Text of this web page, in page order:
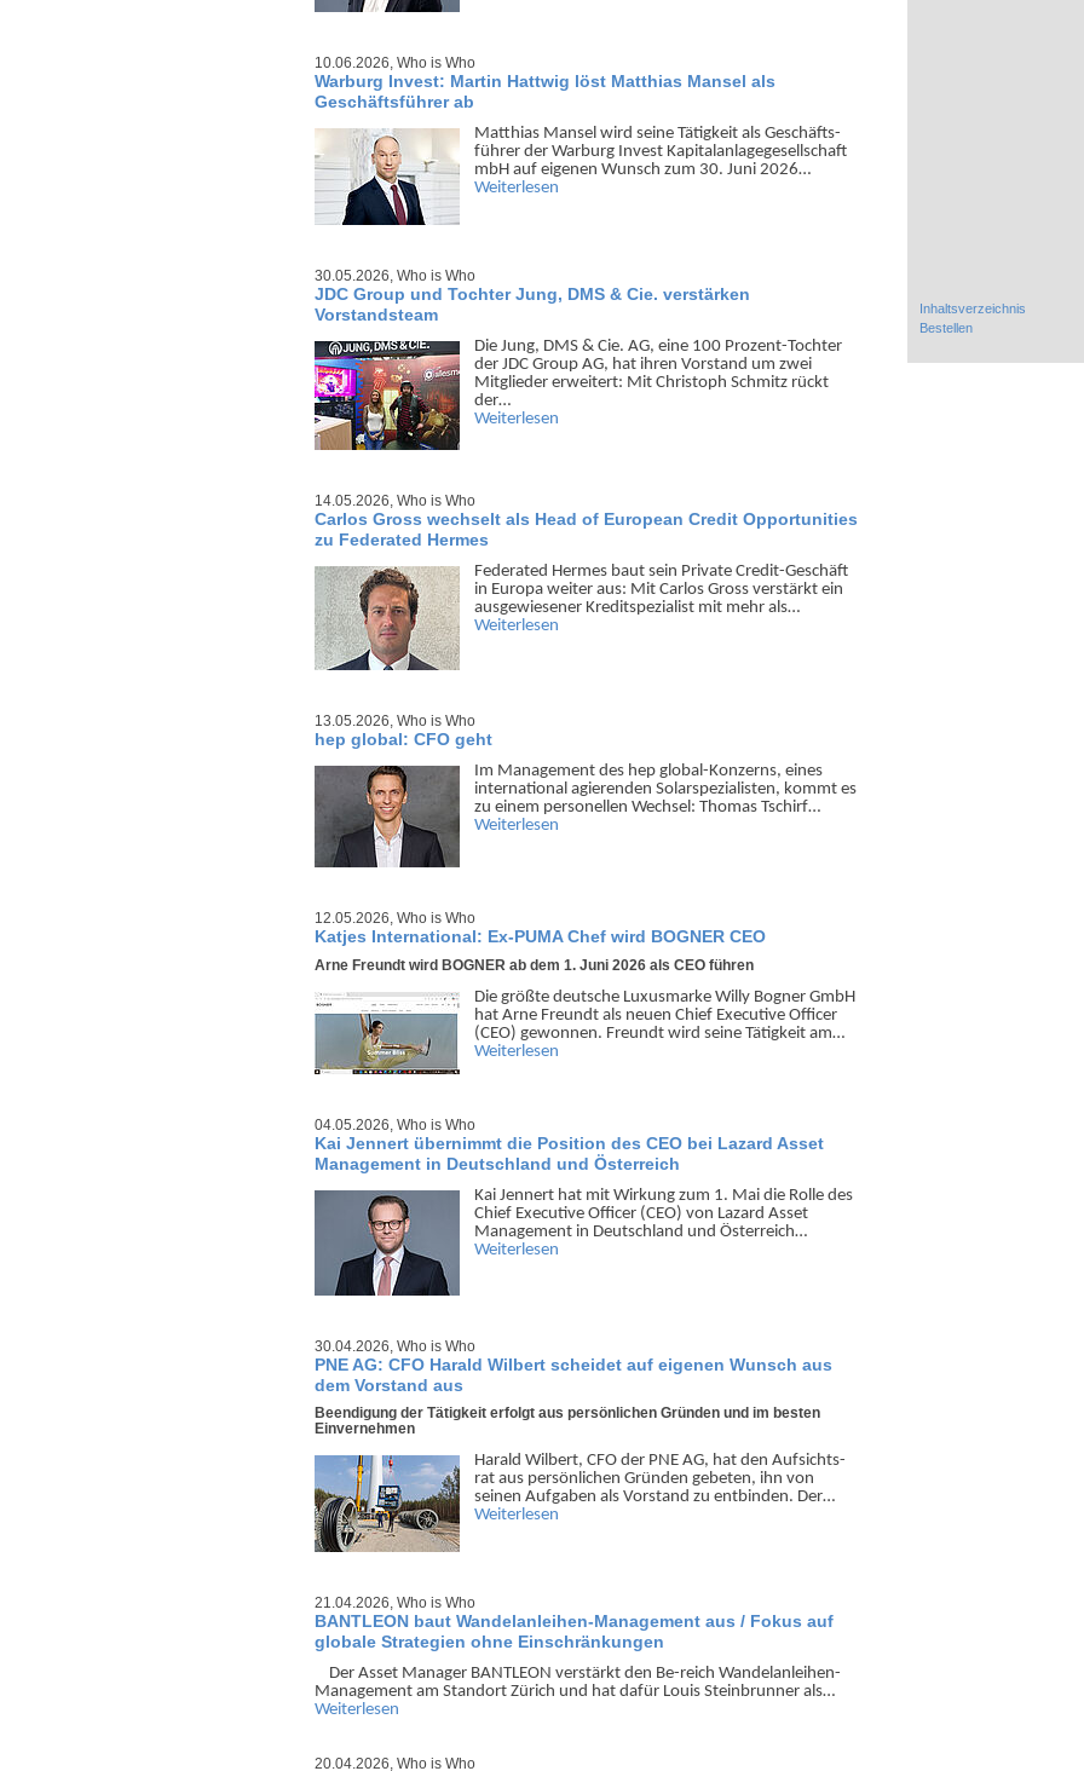
10.06.2026, Who is Who
Warburg Invest: Martin Hattwig löst Matthias Mansel als
Geschäftsführer ab
Matthias Mansel wird seine Tätigkeit als Geschäfts­
führer der Warburg Invest Kapital­anlage­gesell­schaft
mbH auf eigenen Wunsch zum 30. Juni 2026…
Weiterlesen
30.05.2026, Who is Who
JDC Group und Tochter Jung, DMS & Cie. verstärken
Vorstandsteam
Die Jung, DMS & Cie. AG, eine 100 Prozent-Tochter
der JDC Group AG, hat ihren Vorstand um zwei
Mitglieder erweitert: Mit Christoph Schmitz rückt
der…
Weiterlesen
14.05.2026, Who is Who
Carlos Gross wechselt als Head of European Credit Opportunities
zu Federated Hermes
Federated Hermes baut sein Private Credit-Geschäft
in Europa weiter aus: Mit Carlos Gross verstärkt ein
ausge­wiesener Kredit­spezialist mit mehr als…
Weiterlesen
13.05.2026, Who is Who
hep global: CFO geht
Im Manage­ment des hep global-Konzerns, eines
inter­national agier­enden Solar­spezialisten, kommt es
zu einem per­sonellen Wechsel: Thomas Tschirf…
Weiterlesen
12.05.2026, Who is Who
Katjes International: Ex-PUMA Chef wird BOGNER CEO
Arne Freundt wird BOGNER ab dem 1. Juni 2026 als CEO führen
Die größte deutsche Luxus­marke Willy Bogner GmbH
hat Arne Freundt als neuen Chief Executive Officer
(CEO) gewonnen. Freundt wird seine Tätigkeit am…
Weiterlesen
04.05.2026, Who is Who
Kai Jennert übernimmt die Position des CEO bei Lazard Asset
Management in Deutschland und Österreich
Kai Jennert hat mit Wirkung zum 1. Mai die Rolle des
Chief Executive Officer (CEO) von Lazard Asset
Manage­ment in Deutsch­land und Österreich…
Weiterlesen
30.04.2026, Who is Who
PNE AG: CFO Harald Wilbert scheidet auf eigenen Wunsch aus
dem Vorstand aus
Beendigung der Tätigkeit erfolgt aus persönlichen Gründen und im besten
Einvernehmen
Harald Wilbert, CFO der PNE AG, hat den Aufsichts­
rat aus persön­lichen Gründen gebeten, ihn von
seinen Auf­gaben als Vorstand zu entbinden. Der…
Weiterlesen
21.04.2026, Who is Who
BANTLEON baut Wandelanleihen-Management aus / Fokus auf
globale Strategien ohne Einschränkungen
Der Asset Manager BANTLEON verstärkt den Be-reich Wandel­anleihen-
Manage­ment am Standort Zürich und hat dafür Louis Stein­brunner als…
Weiterlesen
20.04.2026, Who is Who
Inhaltsverzeichnis
Bestellen